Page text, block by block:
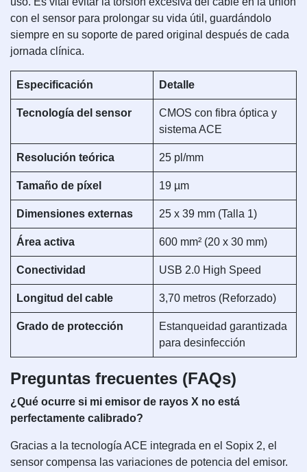
con el sensor para prolongar su vida útil, guardándolo
siempre en su soporte de pared original después de cada
jornada clínica.
Especificación Detalle
Tecnología del sensor
CMOS con fibra óptica y
sistema ACE
Resolución teórica 25 pl/mm
Tamaño de píxel 19 µm
Dimensiones externas 25 x 39 mm (Talla 1)
Área activa 600 mm² (20 x 30 mm)
Conectividad USB 2.0 High Speed
Longitud del cable 3,70 metros (Reforzado)
Grado de protección
Estanqueidad garantizada
para desinfección
Preguntas frecuentes (FAQs)
¿Qué ocurre si mi emisor de rayos X no está
perfectamente calibrado?
Gracias a la tecnología ACE integrada en el Sopix 2, el
sensor compensa las variaciones de potencia del emisor.